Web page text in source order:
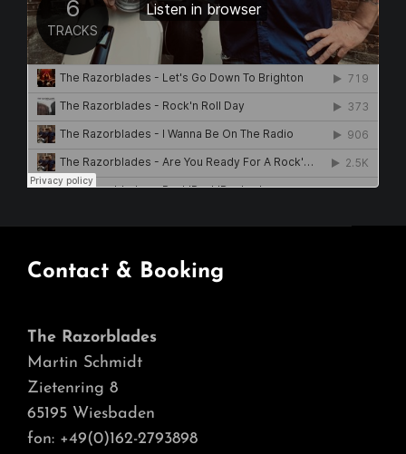
Contact & Booking
The Razorblades
Martin Schmidt
Zietenring 8
65195 Wiesbaden
fon: +49(0)162-2793898